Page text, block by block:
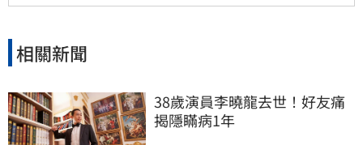
相關新聞
38歲演員李曉龍去世！好友痛
揭隱瞞病1年